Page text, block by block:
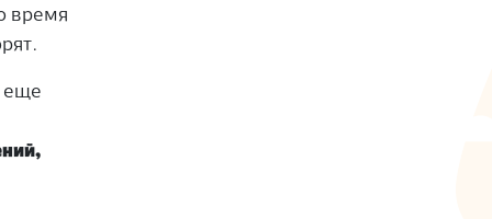
время
еще